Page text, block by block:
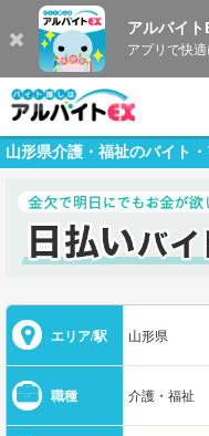
アルバイト
アプリで快
山形県介護・福祉のバイト
エリア/駅 山形県
職種 介護・福祉